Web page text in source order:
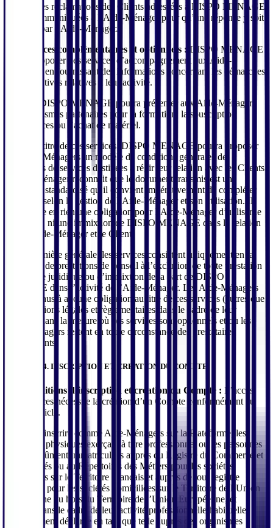
les réclamations des Clients adressées à DISPO MENAGE
seront communiquées à l’Aide-Ménager pour qu’une réponse y soit
apportée par l’Aide-Ménager.
3.4. Services complémentaires et optionnels : DISPO MENAGE
pourra proposer des services d’accompagnement aux Aide-
Ménagers en fournissant des informations concernant les démarches
administratives relatives à leur activité.
De plus, DISPO MENAGE pourra présenter aux Aide-Ménagers
des organismes partenaires pour la formation, la souscription
d’assurances ou l’achat de matériel.
Enfin, au titre de ces services, DISPO MENAGE pourra proposer
aux Aide-Ménagers un modèle de conditions générales de
prestations de services destinées à régir leur relation avec les Clients.
L’Aide-Ménager reconnait que le document transmis est un
document standardisé qu’il convient impérativement de compléter
d’adapter selon la gestion de l’Aide-Ménager et son utilisation. Il
n’implique en rien une obligation pour l’Aide-Ménager d’utiliser le
document, ni une immixtion de DISPO MENAGE dans la relation
entre l’Aide-Ménager et le Client.
D’une manière générale, les services consistent uniquement en la
fourniture de prestations de conseil à l’exclusion de toute prestation
à caractère juridique ou d’immixtion de la part de DISPO
MENAGE dans l’activité de l’Aide-Ménager. Les Aide-Ménagers
ne sont tenus à aucune obligation au titre de ces services (autres que
les obligations légales et règlementaires dans le cadre de leur
activité), dans la mesure où ces services sont optionnels et où les
Aide-Ménagers restent en toute circonstance des prestataires
indépendants.
ARTICLE 4. INSCRIPTION ET CREATION DU COMPTE
4.1. Conditions d’inscription et création du Compte : L’accès
aux Services nécessite la création d’un Compte conformément au
présent article.
Peuvent s'inscrire comme Aide-Ménagers sur la Plateforme, les
personnes physiques exerçant à titre professionnel ou les personnes
morales, dûment immatriculées auprès du Registre du Commerce et
des Sociétés ou au Répertoires des Métiers pour les sociétés
domiciliées sur le Territoire Français et auprès de tout registre
équivalent pour les sociétés domiciliées sur le Territoire de l’Union
Européenne ou hors du Territoire de l’Union Européenne, et
agissant dans le cadre de leur activité professionnelle habituelle,
régulièrement déclarée en tant que telle auprès des organismes